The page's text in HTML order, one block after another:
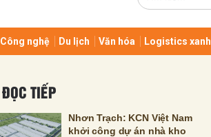
Công nghệ Du lịch Văn hóa Logistics xanh
ĐỌC TIẾP
Nhơn Trạch: KCN Việt Nam
khởi công dự án nhà kho